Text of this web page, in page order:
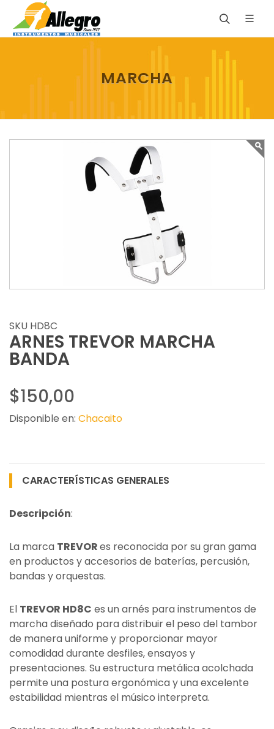
MARCHA
SKU HD8C
ARNES TREVOR MARCHA
BANDA
$150,00
Disponible en: Chacaito
CARACTERÍSTICAS GENERALES
Descripción:
La marca TREVORes reconocida por su gran gama
en productos y accesorios de baterías, percusión,
bandas y orquestas.
El TREVOR HD8C es un arnés para instrumentos de
marcha diseñado para distribuir el peso del tambor
de manera uniforme y proporcionar mayor
comodidad durante desfiles, ensayos y
presentaciones. Su estructura metálica acolchada
permite una postura ergonómica y una excelente
estabilidad mientras el músico interpreta.